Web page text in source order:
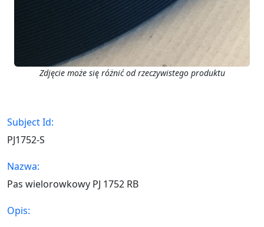
Zdjęcie może się różnić od rzeczywistego produktu
Subject Id:
PJ1752-S
Nazwa:
Pas wielorowkowy PJ 1752 RB
Opis: